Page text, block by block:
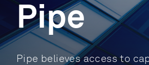
Pipe
Pipe believes access to